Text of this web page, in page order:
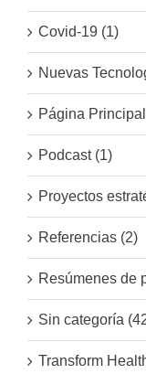
Covid-19 (1)
Nuevas
Página
Podcast (1)
Proyectos
Referencias (2)
Resúmenes de
Sin categoría
Transform